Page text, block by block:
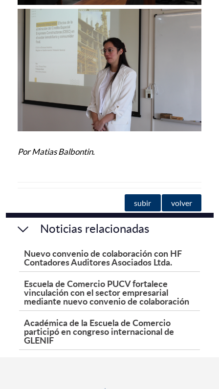
Por Matias Balbontin.
subir volver
Noticias relacionadas
Nuevo convenio de colaboración con HF
Contadores Auditores Asociados Ltda.
Escuela de Comercio PUCV fortalece
vinculación con el sector empresarial
mediante nuevo convenio de colaboración
Académica de la Escuela de Comercio
participó en congreso internacional de
GLENIF